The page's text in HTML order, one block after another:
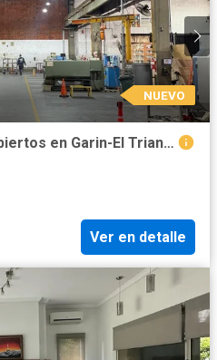
NUEVO
Depósito de 4399 m2 cubiertos en Garin-El Triangulo
Ver en detalle